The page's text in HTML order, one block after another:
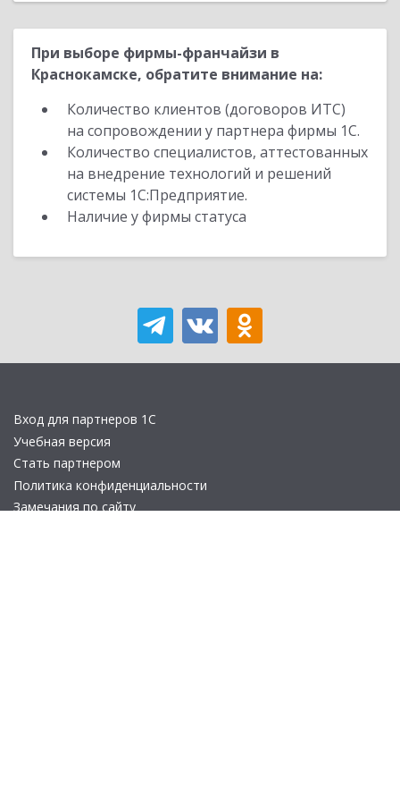
При выборе фирмы-франчайзи в
Краснокамске, обратите внимание на:
Количество клиентов (договоров ИТС)
на сопровождении у партнера фирмы 1С.
Количество специалистов, аттестованных
на внедрение технологий и решений
системы 1С:Предприятие.
Наличие у фирмы статуса
Вход для партнеров 1С
Учебная версия
Стать партнером
Политика конфиденциальности
Замечания по сайту